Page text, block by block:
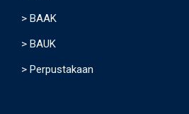
> BAAK
> BAUK
> Perpustakaan